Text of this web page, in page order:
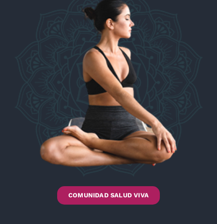
COMUNIDAD SALUD VIVA